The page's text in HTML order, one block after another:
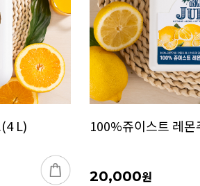
L) 100%쥬이스트 레
20,000원